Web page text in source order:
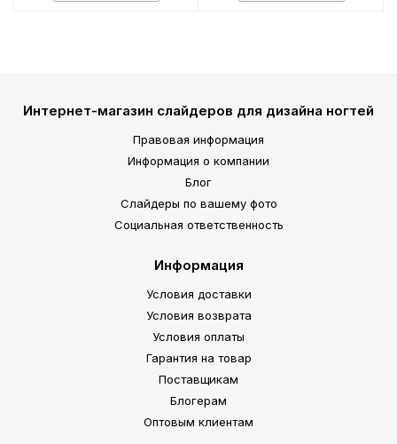
Интернет-магазин слайдеров для дизайна ногтей
Правовая информация
Информация о компании
Блог
Слайдеры по вашему фото
Социальная ответственность
Информация
Условия доставки
Условия возврата
Условия оплаты
Гарантия на товар
Поставщикам
Блогерам
Оптовым клиентам